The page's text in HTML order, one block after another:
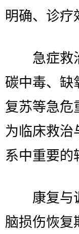
明确、诊疗
急症救治
碳中毒、缺
复苏等急危
为临床救治
系中重要的
康复与调
脑损伤恢复